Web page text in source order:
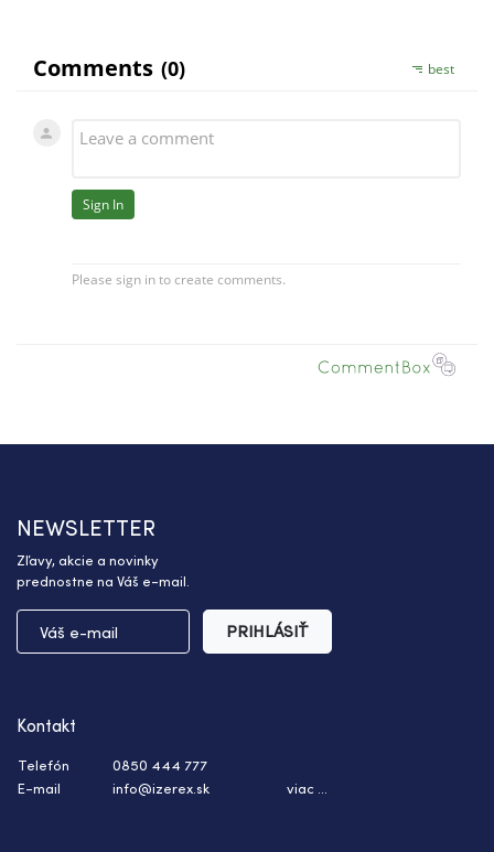
NEWSLETTER
Zľavy, akcie a novinky
prednostne na Váš e-mail.
PRIHLÁSIŤ
Kontakt
Telefón
0850 444 777
E-mail
info@izerex.sk viac ...